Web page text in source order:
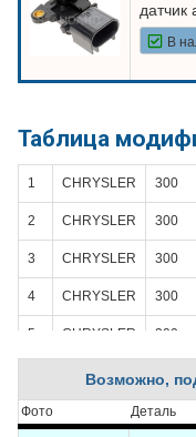
датчик
В
Таблица
1 CHRYSLER 300
2 CHRYSLER 300
3 CHRYSLER 300
4 CHRYSLER 300
5 CHRYSLER 300
CHRYSLER
7
GRAND
Возможно,
Фото Деталь